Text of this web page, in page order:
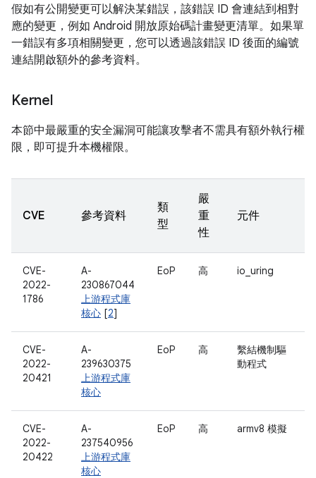
假如有公開變更可以解決某錯誤，該錯誤 ID 會連結到相對
應的變更，例如 Android 開放原始碼計畫變更清單。如果單
一錯誤有多項相關變更，您可以透過該錯誤 ID 後面的編號
連結開啟額外的參考資料。
Kernel
本節中最嚴重的安全漏洞可能讓攻擊者不需具有額外執行權
限，即可提升本機權限。
CVE 參考資料
類
型
嚴
重
性
元件
CVE-
2022-
1786
A-
230867044
上游程式庫
核心 [2]
EoP 高 io_uring
CVE-
2022-
20421
A-
239630375
上游程式庫
核心
EoP 高
繫結機制驅
動程式
CVE-
2022-
20422
A-
237540956
上游程式庫
核心
EoP 高 armv8 模擬